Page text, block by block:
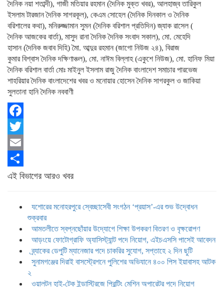
দৈনিক নয়া শতাব্দী), গাজী মতিয়ার রহমান (দৈনিক মুক্ত খবর), আলহাজ্ব তারিকুল
ইসলাম টারজান দৈনিক সাগরকূল), কেএম সোহেল (দৈনিক দিনকাল ও দৈনিক
বরিশালের কথা), মনিরুজ্জামান সুমন (দৈনিক বরিশাল প্রতিদিন) জ্যাক রাসেল (
দৈনিক আজকের বার্তা), মাসুদ রানা দৈনিক দৈনিক সংবাদ সকাল), মো. মেহেদি
হাসান (দৈনিক জবাব দিহি) মৈা. আব্দুর রহমান (জাগো নিউজ ২৪), বিরাজ
কুমার বিশ্বাস দৈনিক দক্ষিণাঞ্চল), মো. নাঈম বিল্লাহ (একুশে নিউজ), মো. হানিফ মিয়া
দৈনিক বরিশাল বার্তা মোঃ মাইনুল ইসলাম রাজু দৈনিক বাংলাদেশ সমাচার পারভেজ
শাহরিয়ার দৈনিক বাংলাদেশের খবর ও মনোয়ার হোসেন দৈনিক সাগরকুল ও জাকিয়া
সুলতানা হানি দৈনিক নববাণী
Facebook
Twitter
Email
Share
এই বিভাগের আরও খবর
যশোরের মনোহরপুরে স্বেচ্ছাসেবী সংগঠন ‘প্রয়াস’-এর শুভ উদ্বোধন
শুক্রবার
আমতলীতে স্বপ্নছোঁয়ার উদ্যোগে শিক্ষা উপকরণ বিতরণ ও বৃক্ষরোপণ
আড়ংয়ে ফোটোগ্রাফি অ্যাসিস্ট্যান্ট পদে নিয়োগ, এইচএসসি পাসেই আবেদন
ব্র্যাকের ডেপুটি ম্যানেজার পদে চাকরির সুযোগ, সপ্তাহে ২ দিন ছুটি
সুনামগঞ্জের দিরাই বাসস্ট্রেশনে পুলিশের অভিযানে ৪০০ পিস ইয়াবাসহ আটক
২
ওয়ালটন হাই-টেক ইন্ডাস্ট্রিজে প্রিন্টিং মেশিন অপারেটর পদে নিয়োগ